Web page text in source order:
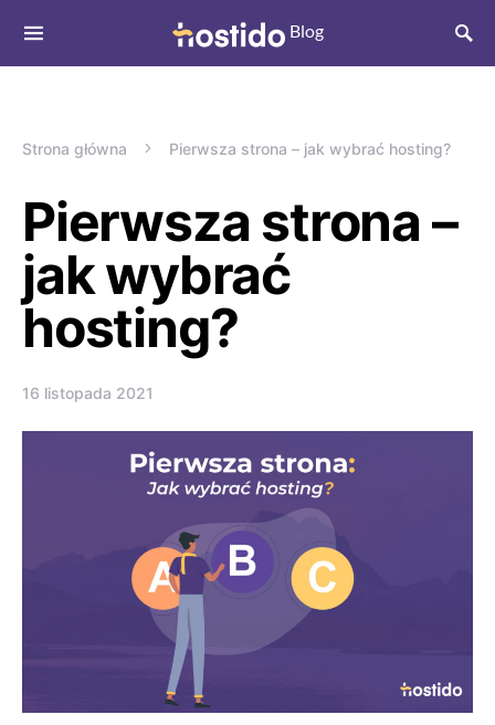
Strona główna Pierwsza strona – jak wybrać hosting?
Pierwsza strona –
jak wybrać
hosting?
16 listopada 2021